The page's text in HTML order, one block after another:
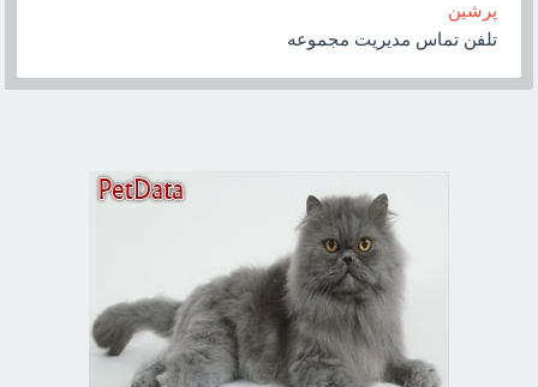
پرشين
تلفن تماس مديريت مجموعه